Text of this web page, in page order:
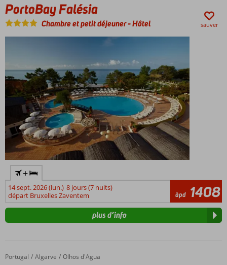
PortoBay Falésia
Chambre et petit déjeuner-Hôtel sauver
+
14 sept. 2026 (lun.) 8 jours (7 nuits)
départ Bruxelles Zaventem
àpd 1408
plus d’info
Accueil
Portugal Algarve Olhos d'Agua
3HB Falesia Beach